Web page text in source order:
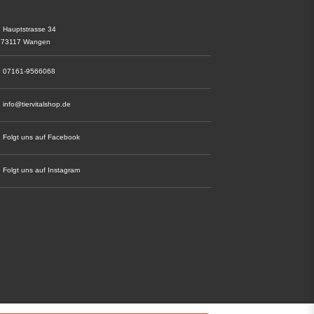
Hauptstrasse 34
73117 Wangen
07161-9566068
info@tiervitalshop.de
Folgt uns auf Facebook
Folgt uns auf Instagram